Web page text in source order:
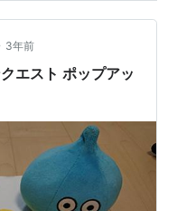
3年前
エスト ポップアッ